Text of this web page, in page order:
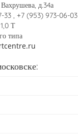
д.34а
33 , +7 (953) 973-06-03
Т
типа